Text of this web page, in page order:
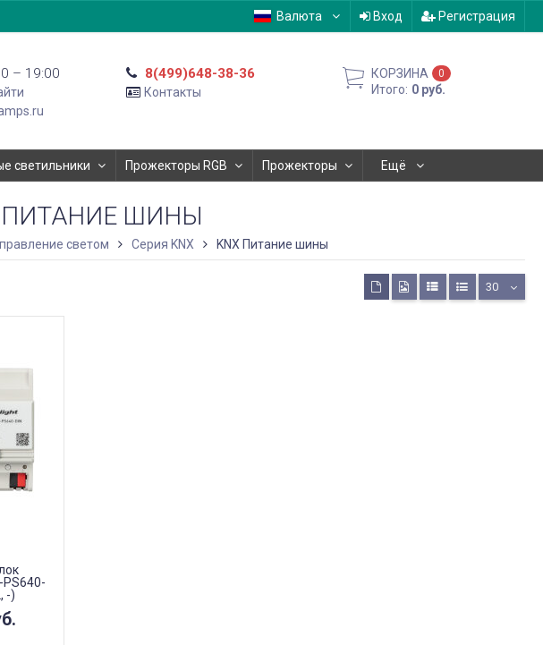
Валюта Вход Регистрация
– 19:00 8(499)648-38-36
Контакты
КОРЗИНА 0
Итого: 0 руб.
светильники Прожекторы RGB Прожекторы Ещё
ПИТАНИЕ ШИНЫ
светом Серия KNX KNX Питание шины
30
-)